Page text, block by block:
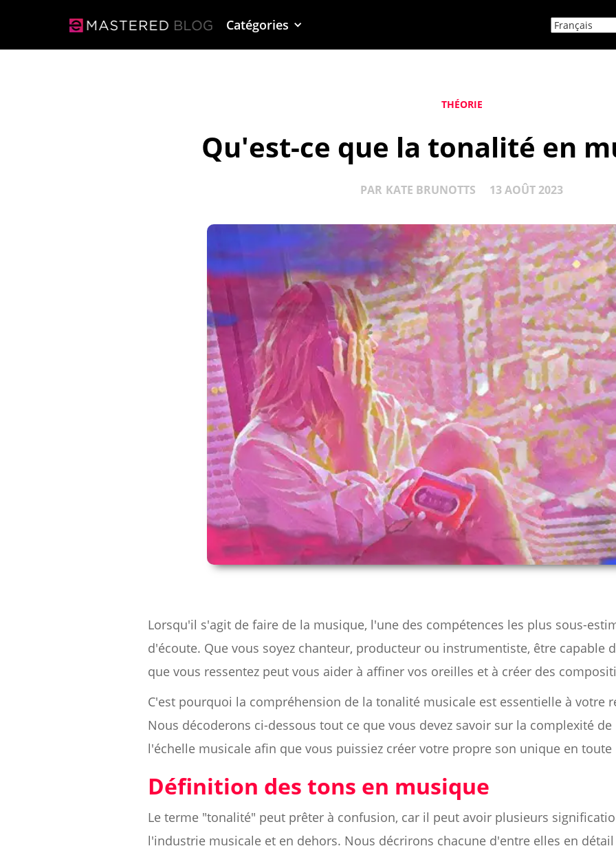
Catégories
THÉORIE
Qu'est-ce que la tonalité en
PAR KATE BRUNOTTS 13 AOÛT 2023
Lorsqu'il s'agit de faire de la musique, l'une des compétences les plus sous-
d'écoute. Que vous soyez chanteur, producteur ou instrumentiste, être capable
que vous ressentez peut vous aider à affiner vos oreilles et à créer des
C'est pourquoi la compréhension de la tonalité musicale est essentielle à votre
Nous décoderons ci-dessous tout ce que vous devez savoir sur la complexité
l'échelle musicale afin que vous puissiez créer votre propre son unique en toute
Définition des tons en musique
Le terme "tonalité" peut prêter à confusion, car il peut avoir plusieurs
l'industrie musicale et en dehors. Nous décrirons chacune d'entre elles en